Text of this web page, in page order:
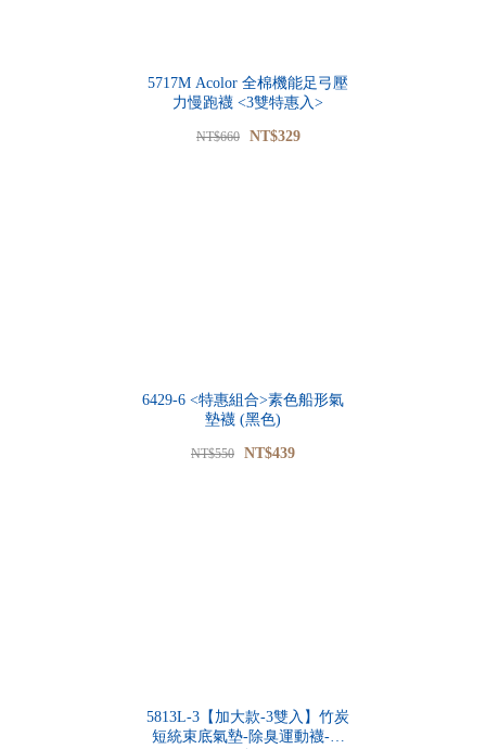
5717M Acolor 全棉機能足弓壓
力慢跑襪 <3雙特惠入>
NT$660 NT$329
6429-6 <特惠組合>素色船形氣
墊襪 (黑色)
NT$550 NT$439
5813L-3【加大款-3雙入】竹炭
短統束底氣墊-除臭運動襪-黑